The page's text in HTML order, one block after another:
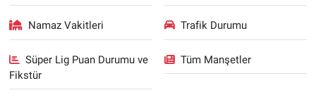
Namaz Vakitleri Trafik Durumu
Süper Lig Puan Durumu ve
Fikstür
Tüm Manşetler